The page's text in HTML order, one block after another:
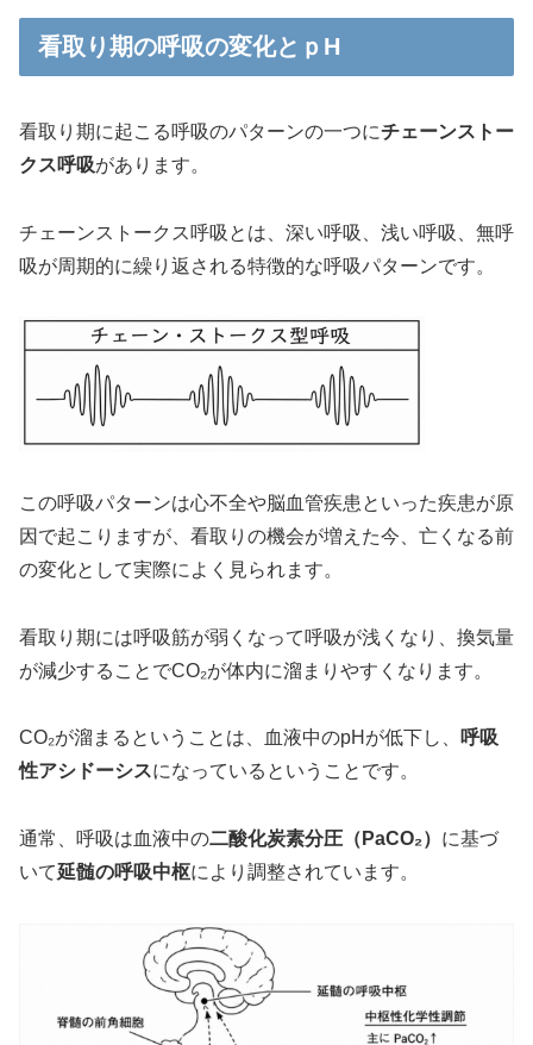
看取り期の呼吸の変化とｐH
看取り期に起こる呼吸のパターンの一つにチェーンストー
クス呼吸があります。
チェーンストークス呼吸とは、深い呼吸、浅い呼吸、無呼
吸が周期的に繰り返される特徴的な呼吸パターンです。
この呼吸パターンは心不全や脳血管疾患といった疾患が原
因で起こりますが、看取りの機会が増えた今、亡くなる前
の変化として実際によく見られます。
看取り期には呼吸筋が弱くなって呼吸が浅くなり、換気量
が減少することでCO₂が体内に溜まりやすくなります。
CO₂が溜まるということは、血液中のpHが低下し、
呼吸
性アシドーシスになっているということです。
通常、呼吸は血液中の二酸化炭素分圧（PaCO₂） に基づ
いて延髄の呼吸中枢により調整されています。